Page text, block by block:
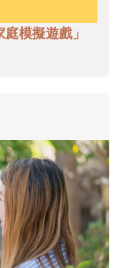
模擬遊戲」
懂父親的
是在一次
子一起長